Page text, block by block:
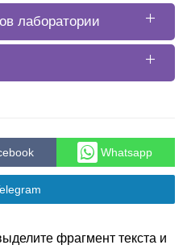
лаборатории
Whatsapp
фрагмент текста и